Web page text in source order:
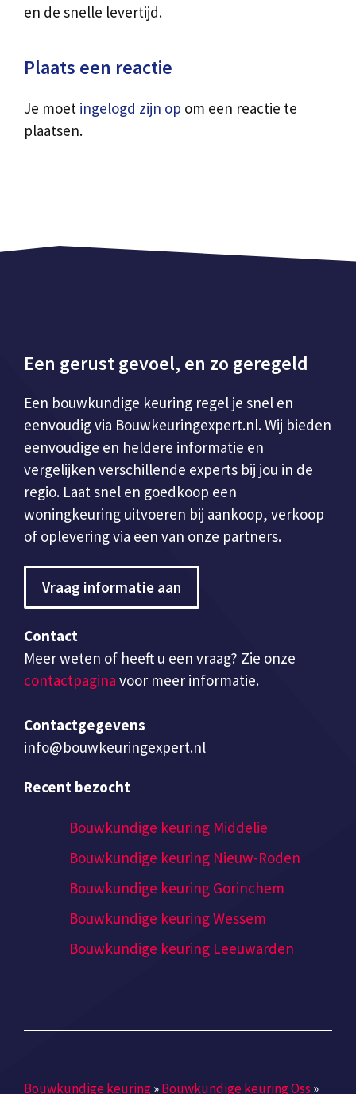
en de snelle levertijd.
Plaats een reactie
Je moet ingelogd zijn op om een reactie te
plaatsen.
Een gerust gevoel, en zo geregeld
Een bouwkundige keuring regel je snel en
eenvoudig via Bouwkeuringexpert.nl. Wij bieden
eenvoudige en heldere informatie en
vergelijken verschillende experts bij jou in de
regio. Laat snel en goedkoop een
woningkeuring uitvoeren bij aankoop, verkoop
of oplevering via een van onze partners.
Vraag informatie aan
Contact
Meer weten of heeft u een vraag? Zie onze
contactpagina voor meer informatie.
Contactgegevens
info@bouwkeuringexpert.nl
Recent bezocht
Bouwkundige keuring Middelie
Bouwkundige keuring Nieuw-Roden
Bouwkundige keuring Gorinchem
Bouwkundige keuring Wessem
Bouwkundige keuring Leeuwarden
Bouwkundige keuring»Bouwkundige keuring Oss »